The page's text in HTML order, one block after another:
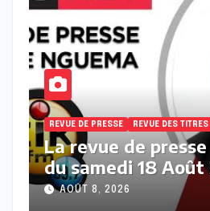
REVUE DE PRESSE REVUE DES
La revue des
du samedi 08
Fabrice Nguema
AOÛT 8, 2026